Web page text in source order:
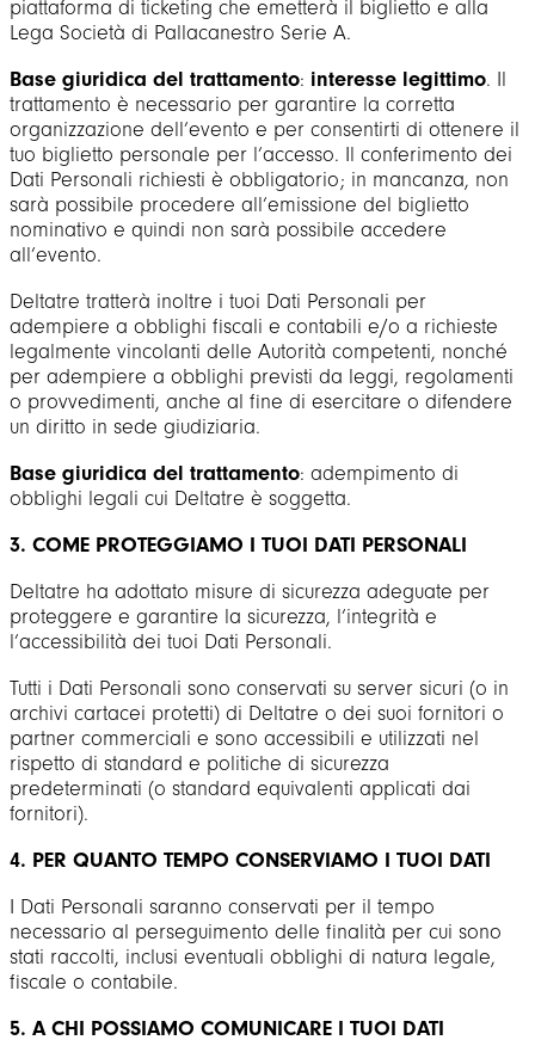
piattaforma di ticketing che emetterà il biglietto e alla
Lega Società di Pallacanestro Serie A.
Base giuridica del trattamento: interesse legittimo. Il
trattamento è necessario per garantire la corretta
organizzazione dell’evento e per consentirti di ottenere il
tuo biglietto personale per l’accesso. Il conferimento dei
Dati Personali richiesti è obbligatorio; in mancanza, non
sarà possibile procedere all’emissione del biglietto
nominativo e quindi non sarà possibile accedere
all’evento.
Deltatre tratterà inoltre i tuoi Dati Personali per
adempiere a obblighi fiscali e contabili e/o a richieste
legalmente vincolanti delle Autorità competenti, nonché
per adempiere a obblighi previsti da leggi, regolamenti
o provvedimenti, anche al fine di esercitare o difendere
un diritto in sede giudiziaria.
Base giuridica del trattamento: adempimento di
obblighi legali cui Deltatre è soggetta.
3. COME PROTEGGIAMO I TUOI DATI PERSONALI
Deltatre ha adottato misure di sicurezza adeguate per
proteggere e garantire la sicurezza, l’integrità e
l’accessibilità dei tuoi Dati Personali.
Tutti i Dati Personali sono conservati su server sicuri (o in
archivi cartacei protetti) di Deltatre o dei suoi fornitori o
partner commerciali e sono accessibili e utilizzati nel
rispetto di standard e politiche di sicurezza
predeterminati (o standard equivalenti applicati dai
fornitori).
4. PER QUANTO TEMPO CONSERVIAMO I TUOI DATI
I Dati Personali saranno conservati per il tempo
necessario al perseguimento delle finalità per cui sono
stati raccolti, inclusi eventuali obblighi di natura legale,
fiscale o contabile.
5. A CHI POSSIAMO COMUNICARE I TUOI DATI